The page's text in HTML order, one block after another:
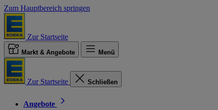
Zum Hauptbereich springen
Zur Startseite
Markt & Angebote Menü
Zur Startseite Schließen
Angebote